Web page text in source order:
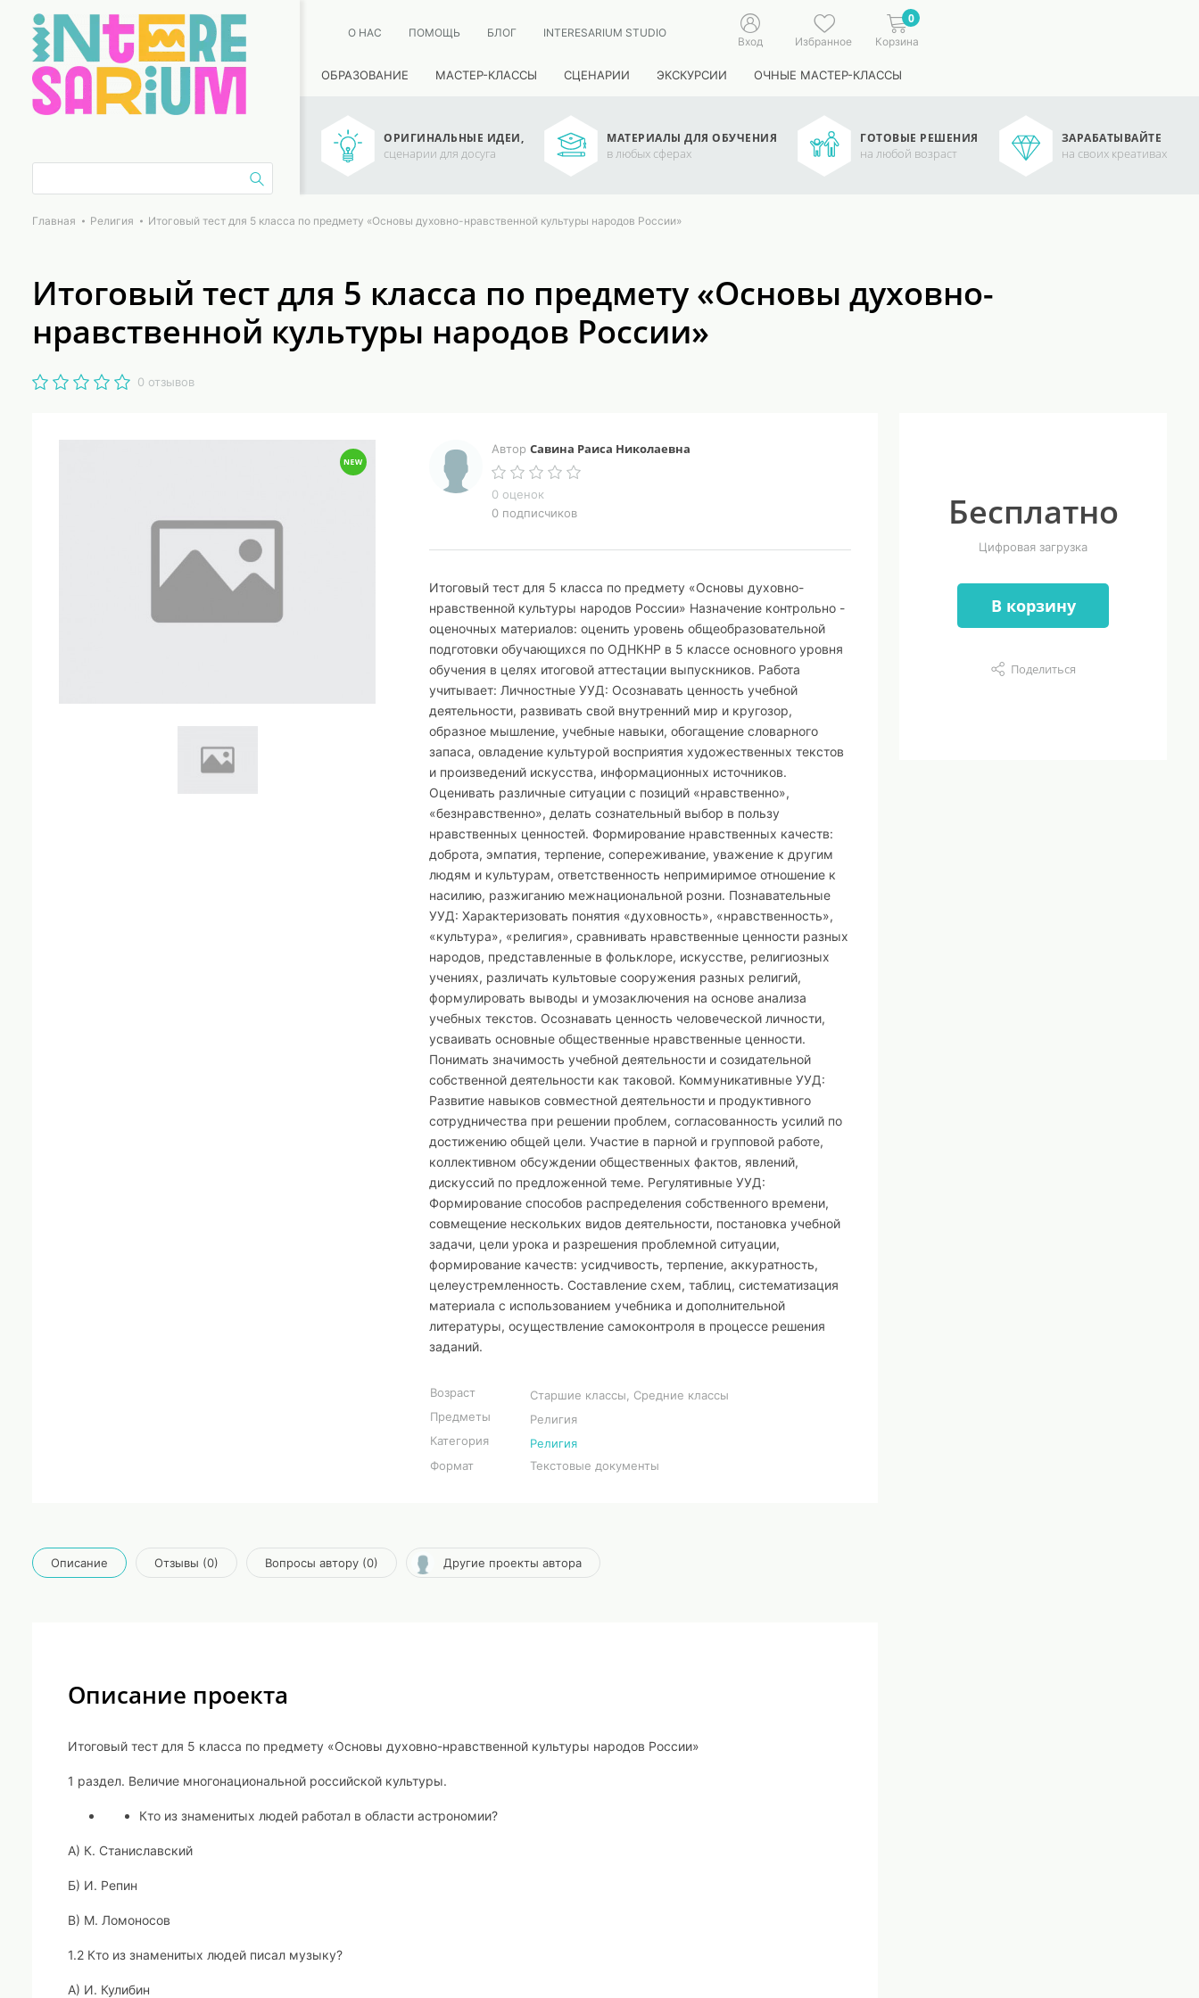
О НАС ПОМОЩЬ БЛОГ INTERESARIUM STUDIO
Вход Избранное
0
Корзина
ОБРАЗОВАНИЕ МАСТЕР-КЛАССЫ СЦЕНАРИИ ЭКСКУРСИИ ОЧНЫЕ МАСТЕР-КЛАССЫ
ОРИГИНАЛЬНЫЕ ИДЕИ,
сценарии для досуга
МАТЕРИАЛЫ ДЛЯ ОБУЧЕНИЯ
в любых сферах
ГОТОВЫЕ РЕШЕНИЯ
на любой возраст
ЗАРАБАТЫВАЙТЕ
на своих креативах
Главная Религия Итоговый тест для 5 класса по предмету «Основы духовно-нравственной культуры народов России»
Итоговый тест для 5 класса по предмету «Основы духовно-
нравственной культуры народов России»
0 отзывов
Автор Савина Раиса Николаевна
0 оценок
0 подписчиков
Итоговый тест для 5 класса по предмету «Основы духовно-
нравственной культуры народов России» Назначение контрольно -
оценочных материалов: оценить уровень общеобразовательной
подготовки обучающихся по ОДНКНР в 5 классе основного уровня
обучения в целях итоговой аттестации выпускников. Работа
учитывает: Личностные УУД: Осознавать ценность учебной
деятельности, развивать свой внутренний мир и кругозор,
образное мышление, учебные навыки, обогащение словарного
запаса, овладение культурой восприятия художественных текстов
и произведений искусства, информационных источников.
Оценивать различные ситуации с позиций «нравственно»,
«безнравственно», делать сознательный выбор в пользу
нравственных ценностей. Формирование нравственных качеств:
доброта, эмпатия, терпение, сопереживание, уважение к другим
людям и культурам, ответственность непримиримое отношение к
насилию, разжиганию межнациональной розни. Познавательные
УУД: Характеризовать понятия «духовность», «нравственность»,
«культура», «религия», сравнивать нравственные ценности разных
народов, представленные в фольклоре, искусстве, религиозных
учениях, различать культовые сооружения разных религий,
формулировать выводы и умозаключения на основе анализа
учебных текстов. Осознавать ценность человеческой личности,
усваивать основные общественные нравственные ценности.
Понимать значимость учебной деятельности и созидательной
собственной деятельности как таковой. Коммуникативные УУД:
Развитие навыков совместной деятельности и продуктивного
сотрудничества при решении проблем, согласованность усилий по
достижению общей цели. Участие в парной и групповой работе,
коллективном обсуждении общественных фактов, явлений,
дискуссий по предложенной теме. Регулятивные УУД:
Формирование способов распределения собственного времени,
совмещение нескольких видов деятельности, постановка учебной
задачи, цели урока и разрешения проблемной ситуации,
формирование качеств: усидчивость, терпение, аккуратность,
целеустремленность. Составление схем, таблиц, систематизация
материала с использованием учебника и дополнительной
литературы, осуществление самоконтроля в процессе решения
заданий.
Возраст
Старшие классы, Средние классы
Предметы
Религия
Категория
Религия
Формат
Текстовые документы
Бесплатно
Цифровая загрузка
В корзину
Поделиться
Описание Отзывы (0) Вопросы автору (0) Другие проекты автора
Описание проекта
Итоговый тест для 5 класса по предмету «Основы духовно-нравственной культуры народов России»
1 раздел. Величие многонациональной российской культуры.
Кто из знаменитых людей работал в области астрономии?
А) К. Станиславский
Б) И. Репин
В) М. Ломоносов
1.2 Кто из знаменитых людей писал музыку?
А) И. Кулибин